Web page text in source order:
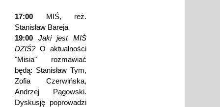
17:00 MIŚ, reż.
Stanisław Bareja
19:00
Jaki jest MIŚ
DZIŚ?O aktualności
"Misia" rozmawiać
będą: Stanisław Tym,
Zofia Czerwińska,
Andrzej Pągowski.
Dyskusję poprowadzi